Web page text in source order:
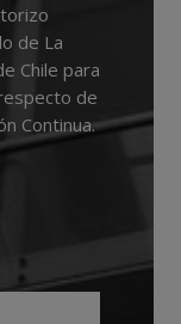
de La
Chile para
de
Continua.